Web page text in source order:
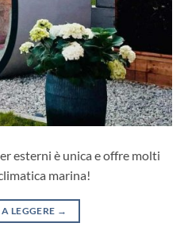
esterni è unica e offre molti
marina!
LEGGERE →